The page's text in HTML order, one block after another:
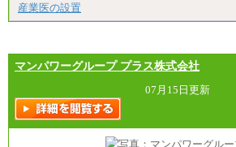
産業医の設置
マンパワーグループ プラス株式会社
07月15日更新